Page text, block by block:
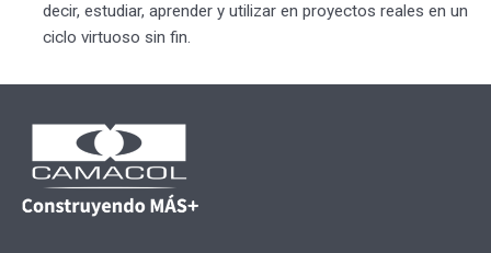
decir, estudiar, aprender y utilizar en proyectos reales en un
ciclo virtuoso sin fin.